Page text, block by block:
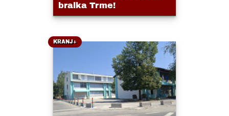
bralka Trme!
KRANJ+